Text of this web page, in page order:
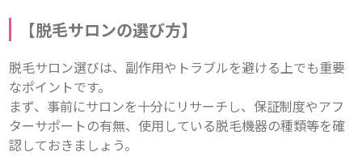
【脱毛サロンの選び方】
脱毛サロン選びは、副作用やトラブルを避ける上でも重要
なポイントです。
まず、事前にサロンを十分にリサーチし、保証制度やアフ
ターサポートの有無、使用している脱毛機器の種類等を確
認しておきましょう。